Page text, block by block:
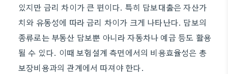
있지만 금리 차이가 큰 편이다. 특히 담보대출은 자산가
치와 유동성에 따라 금리 차이가 크게 나타난다. 담보의
종류로는 부동산 담보뿐 아니라 자동차나 예금 등도 활용
될 수 있다. 이때 보험설계 측면에서의 비용효율성은 총
보장비용과의 관계에서 따져야 한다.